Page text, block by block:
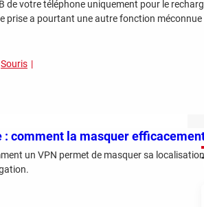
de votre téléphone uniquement pour le
prise a pourtant une autre fonction
Souris
comment la masquer
un VPN permet de masquer sa